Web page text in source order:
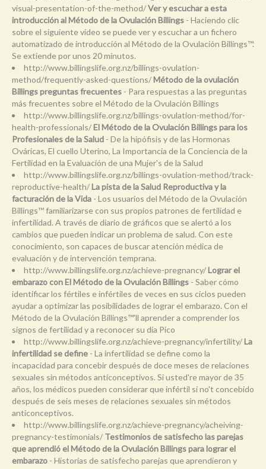
visual-presentation-of-the-method/Ver y escuchar a esta
introducción al Método de la Ovulación Billings - Haciendo clic
sobre el siguiente vídeo se puede ver y escuchar a un fichero
automatizado de introducción al Método de la Ovulación Billings™.
Se extiende por unos 20 minutos.
http://www.billingslife.org.nz/billings-ovulation-
method/frequently-asked-questions/Método de la ovulación
Billings preguntas frecuentes - Para respuestas a las preguntas
más frecuentes sobre el Método de la Ovulación Billings
http://www.billingslife.org.nz/billings-ovulation-method/for-
health-professionals/El Método de la Ovulación Billings para los
Profesionales de la Salud - De la hipófisis y de las Hormonas
Ováricas, El cuello Uterino, La Importancia de la Conciencia de la
Fertilidad en la Evaluación de una Mujer's de la Salud
http://www.billingslife.org.nz/billings-ovulation-method/track-
reproductive-health/La pista de la Salud Reproductiva y la
facturación de la Vida - Los usuarios del Método de la Ovulación
Billings™ familiarizarse con sus propios patrones de fertilidad e
infertilidad. A través de diario de gráficos que se alertó a los
cambios que pueden indicar un problema de salud. Con este
conocimiento, son capaces de buscar atención médica de
evaluación y de intervención temprana.
http://www.billingslife.org.nz/achieve-pregnancy/Lograr el
embarazo con El Método de la Ovulación Billings - Saber cómo
identificar los fértiles e infértiles de veces en sus ciclos pueden
ayudar a optimizar las posibilidades de lograr el embarazo. Con el
Método de la Ovulación Billings™'ll aprender a comprender los
signos de fertilidad y a reconocer su día Pico
http://www.billingslife.org.nz/achieve-pregnancy/infertility/La
infertilidad se define - La infertilidad se define como la
incapacidad para concebir después de doce meses de relaciones
sexuales sin métodos anticonceptivos. Si usted're mayor de 35
años, los médicos pueden considerar que infértil si no't concebido
después de seis meses de relaciones sexuales sin métodos
anticonceptivos.
http://www.billingslife.org.nz/achieve-pregnancy/acheiving-
pregnancy-testimonials/ Testimonios de satisfecho las parejas
que aprendió el Método de la Ovulación Billings para lograr el
embarazo - Historias de satisfecho parejas que aprendieron y